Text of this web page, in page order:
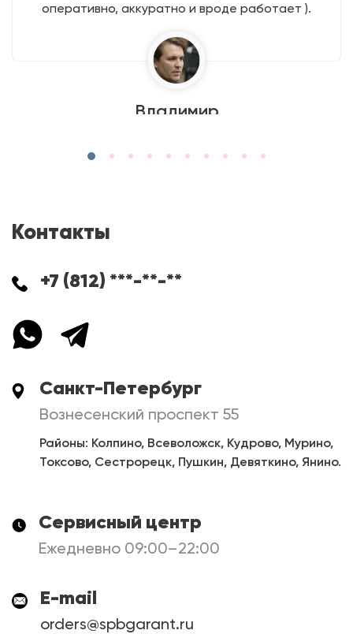
оперативно, аккуратно и вроде работает ).
Владимир
Контакты
+7 (812) ***-**-**
Санкт-Петербург
Вознесенский проспект 55
Районы: Колпино, Всеволожск, Кудрово, Мурино,
Токсово, Сестрорецк, Пушкин, Девяткино, Янино.
Сервисный центр
Ежедневно 09:00–22:00
E-mail
orders@spbgarant.ru